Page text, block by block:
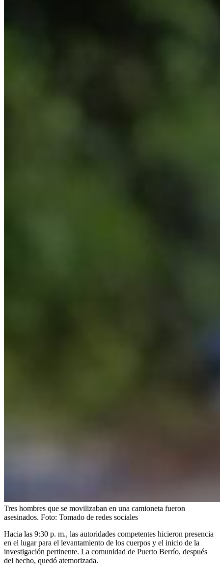
Tres hombres que se movilizaban en una camioneta fueron
asesinados. Foto: Tomado de redes sociales
Hacia las 9:30 p. m., las autoridades competentes hicieron presencia
en el lugar para el levantamiento de los cuerpos y el inicio de la
investigación pertinente. La comunidad de Puerto Berrío, después
del hecho, quedó atemorizada.